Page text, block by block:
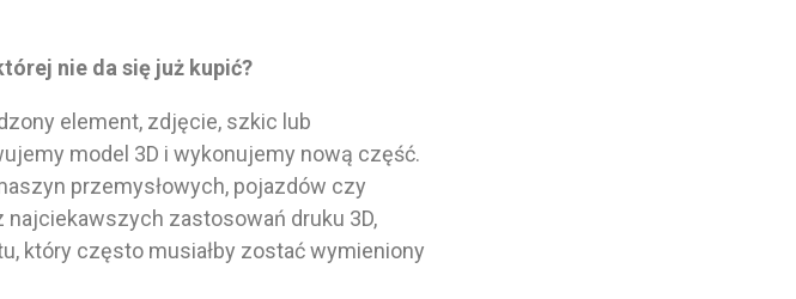
nie da się już kupić?
element, zdjęcie, szkic lub
model 3D i wykonujemy nową część.
przemysłowych, pojazdów czy
zastosowań druku 3D,
który często musiałby zostać wymieniony